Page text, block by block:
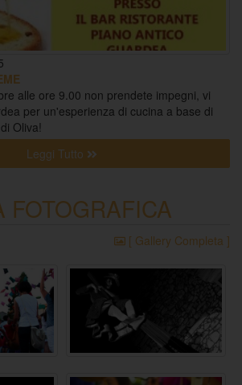
alle ore 9.00 non prendete impegni, vi
per un'esperienza di cucina a base di
Oliva!
Leggi Tutto
FOTOGRAFICA
[ Gallery Completa ]